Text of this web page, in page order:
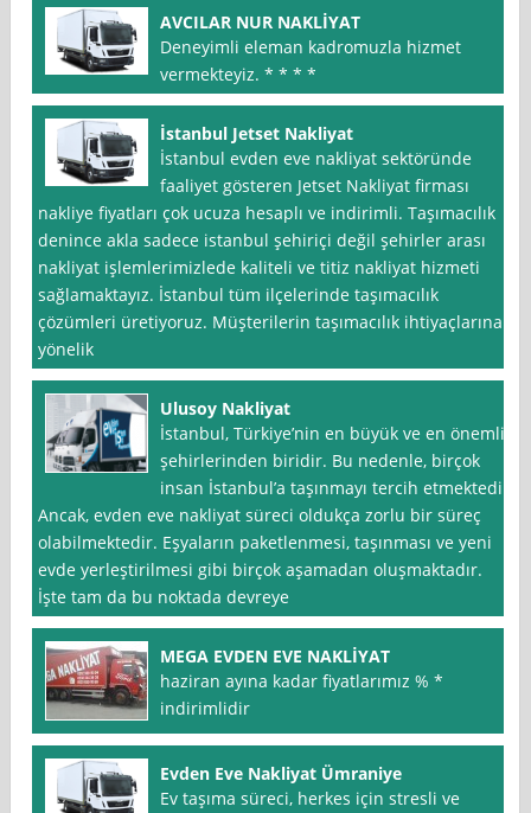
AVCILAR NUR NAKLİYAT
Deneyimli eleman kadromuzla hizmet
vermekteyiz. * * * *
İstanbul Jetset Nakliyat
İstanbul evden eve nakliyat sektöründe
faaliyet gösteren Jetset Nakliyat firması
nakliye fiyatları çok ucuza hesaplı ve indirimli. Taşımacılık
denince akla sadece istanbul şehiriçi değil şehirler arası
nakliyat işlemlerimizlede kaliteli ve titiz nakliyat hizmeti
sağlamaktayız. İstanbul tüm ilçelerinde taşımacılık
çözümleri üretiyoruz. Müşterilerin taşımacılık ihtiyaçlarına
yönelik
Ulusoy Nakliyat
İstanbul, Türkiye’nin en büyük ve en önemli
şehirlerinden biridir. Bu nedenle, birçok
insan İstanbul’a taşınmayı tercih etmektedir.
Ancak, evden eve nakliyat süreci oldukça zorlu bir süreç
olabilmektedir. Eşyaların paketlenmesi, taşınması ve yeni
evde yerleştirilmesi gibi birçok aşamadan oluşmaktadır.
İşte tam da bu noktada devreye
MEGA EVDEN EVE NAKLİYAT
haziran ayına kadar fiyatlarımız % *
indirimlidir
Evden Eve Nakliyat Ümraniye
Ev taşıma süreci, herkes için stresli ve